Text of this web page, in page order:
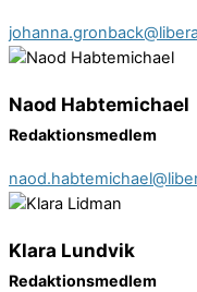
Naod Habtemichael
Redaktionsmedlem
Klara Lundvik
Redaktionsmedlem